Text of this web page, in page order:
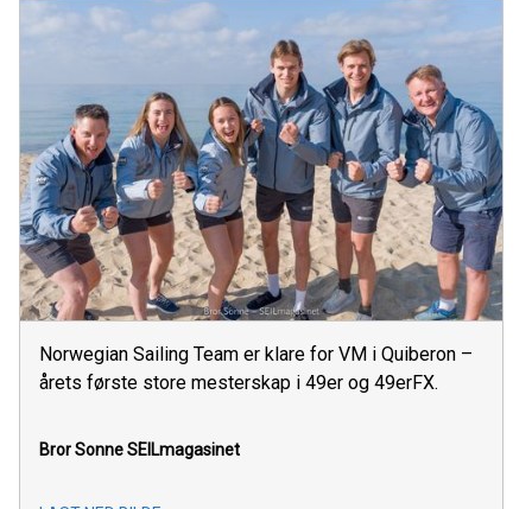
Norwegian Sailing Team er klare for VM i Quiberon –
årets første store mesterskap i 49er og 49erFX.
Bror SonneSEILmagasinet